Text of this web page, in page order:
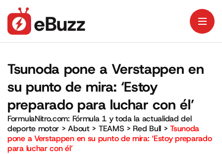
Tsunoda pone a Verstappen en
su punto de mira: ‘Estoy
preparado para luchar con él’
FormulaNitro.com: Fórmula 1 y toda la actualidad del
deporte motor >About> TEAMS > Red Bull >Tsunoda
pone a Verstappen en su punto de mira: ‘Estoy preparado
para luchar con él’